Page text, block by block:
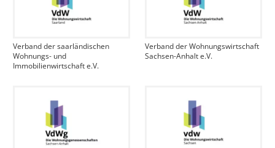
Verband der saarländischen
Wohnungs- und
Immobilienwirtschaft e.V.
Verband der Wohnungswirtschaft
Sachsen-Anhalt e.V.